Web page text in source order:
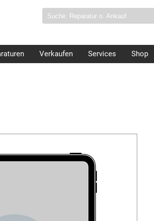
Verkaufen Services Shop